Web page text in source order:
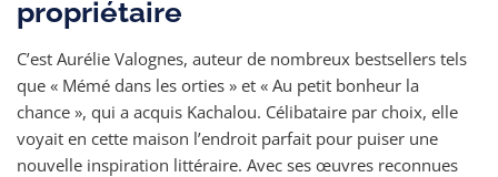
propriétaire
C’est Aurélie Valognes, auteur de nombreux bestsellers tels
que « Mémé dans les orties » et « Au petit bonheur la
chance », qui a acquis Kachalou. Célibataire par choix, elle
voyait en cette maison l’endroit parfait pour puiser une
nouvelle inspiration littéraire. Avec ses œuvres reconnues